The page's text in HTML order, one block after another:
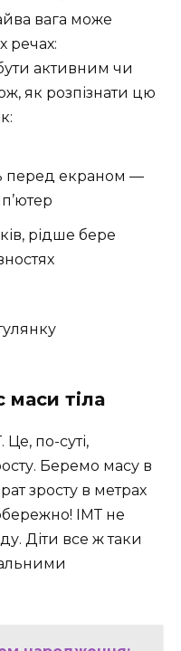
вага може
речах:
активним чи
як розпізнати цю
перед екраном —
рідше бере
маси тіла
по-суті,
Беремо масу в
зросту в метрах
ІМТ не
Діти все ж таки